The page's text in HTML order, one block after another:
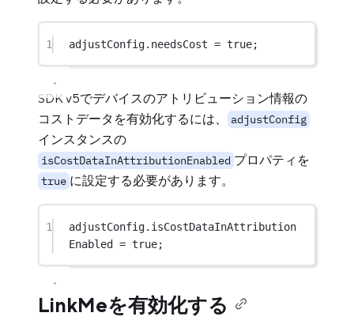
1 adjustConfig.needsCost = true;
SDK v5でデバイスのアトリビューション情報の
コストデータを有効化するには、
adjustConfig
インスタンスの
isCostDataInAttributionEnabled プロパティを
true に設定する必要があります。
1
adjustConfig.isCostDataInAttribution
Enabled = true;
LinkMeを有効化する